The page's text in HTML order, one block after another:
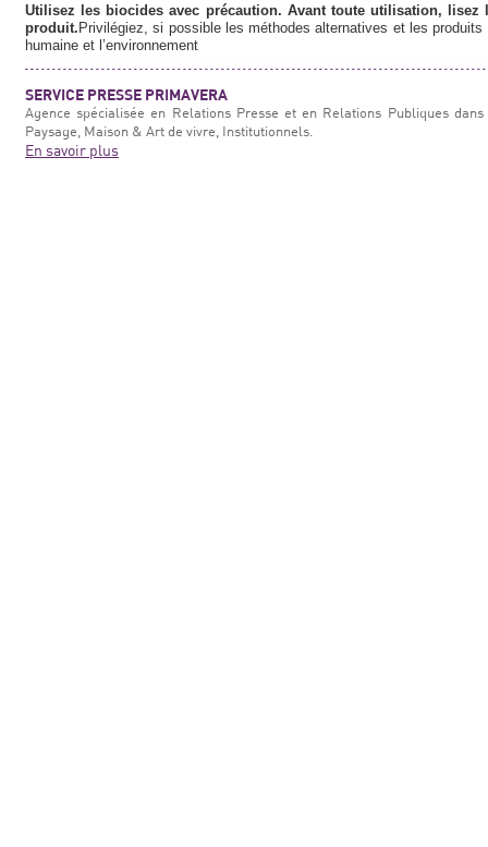
Utilisez les biocides avec précaution. Avant toute utilisation, lisez
produit.Privilégiez, si possible les méthodes alternatives et les
humaine et l’environnement
SERVICE PRESSE PRIMAVERA
Agence spécialisée en Relations Presse et en Relations Publiques
Paysage, Maison & Art de vivre, Institutionnels.
En savoir plus